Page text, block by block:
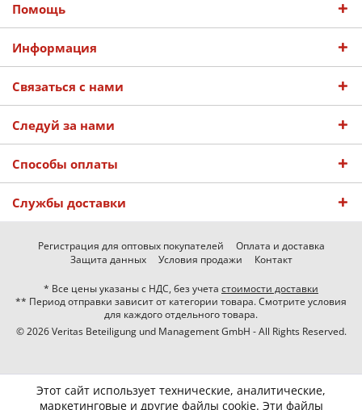
Помощь
Информация
Связаться с нами
Следуй за нами
Способы оплаты
Службы доставки
Регистрация для оптовых покупателей
Оплата и доставка
Защита данных
Условия продажи Контакт
* Все цены указаны с НДС, без учета стоимости доставки
** Период отправки зависит от категории товара. Смотрите условия
для каждого отдельного товара.
© 2026 Veritas Beteiligung und Management GmbH - All Rights Reserved.
Этот сайт использует технические, аналитические,
маркетинговые и другие файлы cookie. Эти файлы